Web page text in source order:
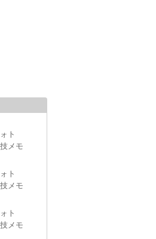
ト
メモ
ト
メモ
ト
メモ